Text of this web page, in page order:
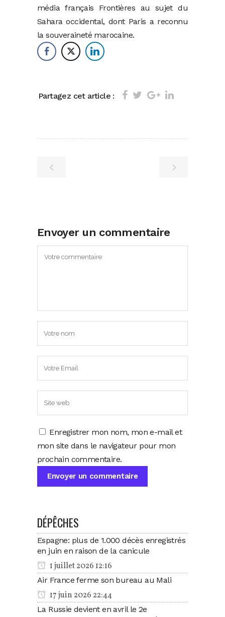
média français Frontières au sujet du
Sahara occidental, dont Paris a reconnu
la souveraineté marocaine.
Partagez cet article :
Envoyer un commentaire
Enregistrer mon nom, mon e-mail et
mon site dans le navigateur pour mon
prochain commentaire.
DÉPÊCHES
Espagne: plus de 1.000 décès enregistrés
en juin en raison de la canicule
1 juillet 2026 12:16
Air France ferme son bureau au Mali
17 juin 2026 22:44
La Russie devient en avril le 2e